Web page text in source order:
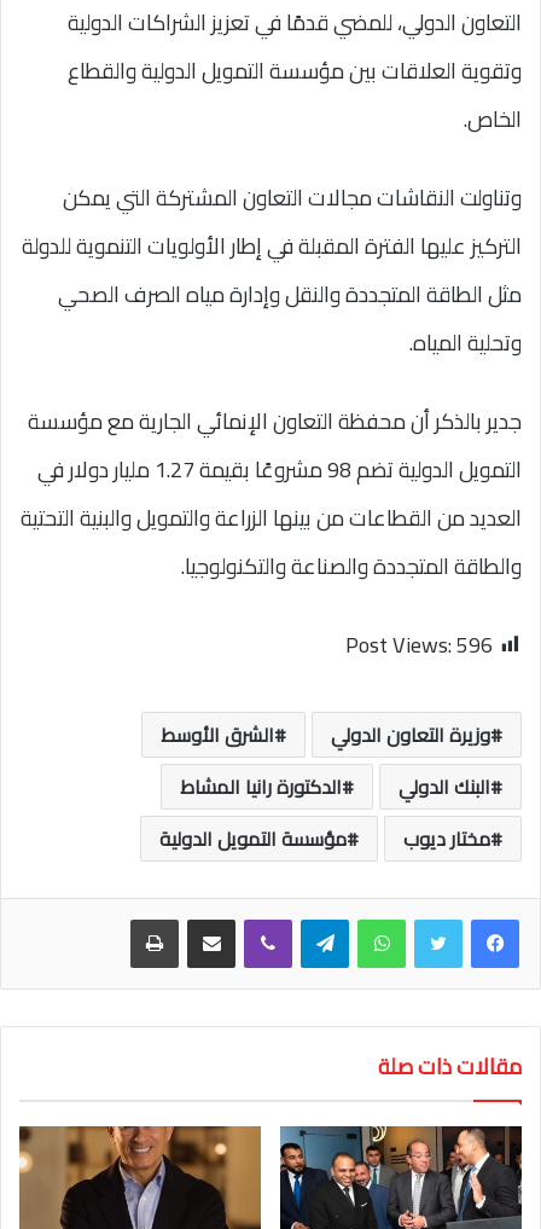
التعاون الدولي، للمضي قدمًا في تعزيز الشراكات الدولية
وتقوية العلاقات بين مؤسسة التمويل الدولية والقطاع
الخاص.
وتناولت النقاشات مجالات التعاون المشتركة التي يمكن
التركيز عليها الفترة المقبلة في إطار الأولويات التنموية للدولة
مثل الطاقة المتجددة والنقل وإدارة مياه الصرف الصحي
وتحلية المياه.
جدير بالذكر أن محفظة التعاون الإنمائي الجارية مع مؤسسة
التمويل الدولية تضم 98 مشروعًا بقيمة 1.27 مليار دولار في
العديد من القطاعات من بينها الزراعة والتمويل والبنية التحتية
والطاقة المتجددة والصناعة والتكنولوجيا.
Post Views:596
وزيرة التعاون الدولي
الشرق الأوسط
البنك الدولي
الدكتورة رانيا المشاط
مختار ديوب
مؤسسة التمويل الدولية
واتساب تيلقرام
مقالات ذات صلة